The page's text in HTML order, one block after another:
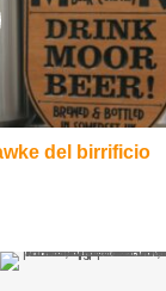
del birrificio